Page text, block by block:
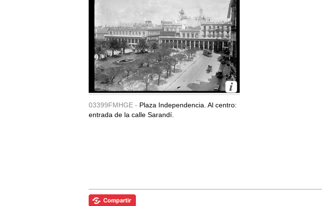
03399FMHGE - Plaza Independencia. Al centro:
entrada de la calle Sarandí.